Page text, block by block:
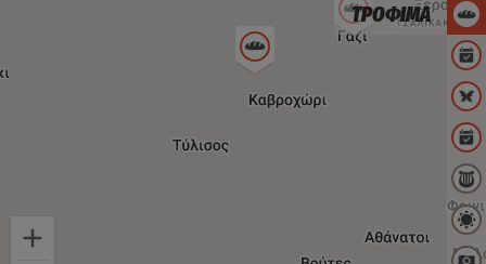
ΤΡΟΦΙΜΑ